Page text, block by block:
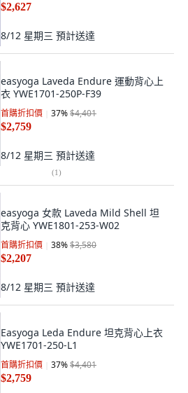
$2,627
8/12 星期三 預計送達
easyoga Laveda Endure 運動背心上
衣 YWE1701-250P-F39
首購折扣價 37%$4,401
$2,759
8/12 星期三 預計送達
(1)
easyoga 女款 Laveda Mild Shell 坦
克背心 YWE1801-253-W02
首購折扣價 38%$3,580
$2,207
8/12 星期三 預計送達
Easyoga Leda Endure 坦克背心上衣
YWE1701-250-L1
首購折扣價 37%$4,401
$2,759